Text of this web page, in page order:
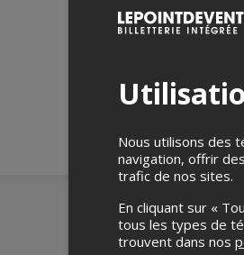
Nous utilisons des
navigation, offrir
trafic de nos sites.
En cliquant sur «
tous les types de
trouvent dans nos